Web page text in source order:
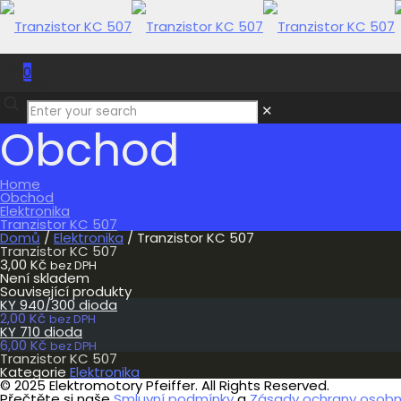
0
0,00 Kč
✕
Obchod
Home
Obchod
Elektronika
Tranzistor KC 507
Domů / Elektronika / Tranzistor KC 507
Tranzistor KC 507
3,00 Kč bez DPH
Není skladem
Související produkty
KY 940/300 dioda
2,00 Kč bez DPH
KY 710 dioda
6,00 Kč bez DPH
Tranzistor KC 507
Kategorie Elektronika
© 2025 Elektromotory Pfeiffer. All Rights Reserved.